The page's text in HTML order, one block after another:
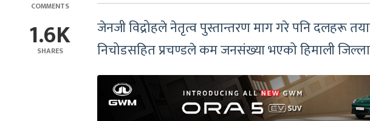
COMMENTS
1.6K
SHARES
जेनजी विद्रोहले नेतृत्व पुस्तान्तरण माग गरे पनि दलहरू
निचोडसहित प्रचण्डले कम जनसंख्या भएको हिमाली